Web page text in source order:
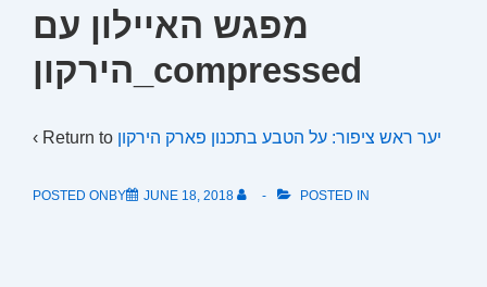
מפגש האיילון עם
הירקון_compressed
‹ Return to יער ראש ציפור: על הטבע בתכנון פארק הירקון
POSTED ONBY JUNE 18, 2018 POSTED IN